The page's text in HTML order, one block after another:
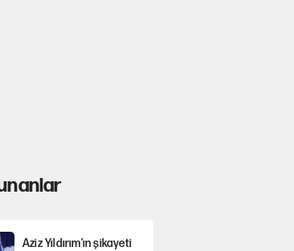
Aziz Yıldırım’ın şikayeti